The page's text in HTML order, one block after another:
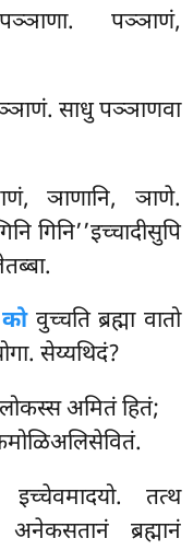
पञ्ञाणं,
साधु पञ्ञाणवा
ञाणानि, ञाणे.
गिनि’’इच्चादीसुपि
कोवुच्चति ब्रह्मा वातो
सेय्यथिदं?
अमितं हितं;
तत्थ
अनेकसतानं ब्रह्मानं